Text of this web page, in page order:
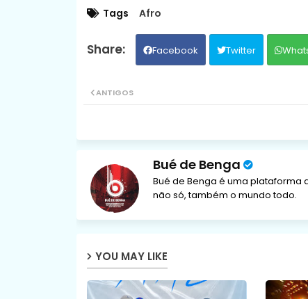
Tags Afro
Facebook Twitter
ANTIGOS
Bué de Benga
Bué de Benga é uma plataforma
não só, também o mundo todo.
YOU MAY LIKE